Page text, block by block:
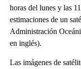
horas del lunes y las
estimaciones de un
Administración
en inglés).
Las imágenes de